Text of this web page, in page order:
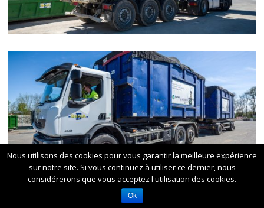
Nous utilisons des cookies pour vous garantir la meilleure expérience
sur notre site. Si vous continuez à utiliser ce dernier, nous
considérerons que vous acceptez l'utilisation des cookies.
Ok